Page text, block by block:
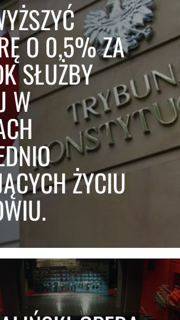
O 0,5% ZA
SŁUŻBY
W
ŻYCIU